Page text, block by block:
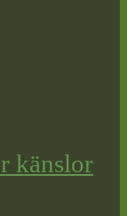
känslor